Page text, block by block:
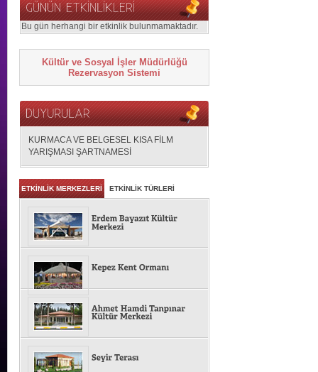
Bu gün herhangi bir etkinlik bulunmamaktadır.
Kültür ve Sosyal İşler Müdürlüğü
Rezervasyon Sistemi
KURMACA VE BELGESEL KISA FİLM
YARIŞMASI ŞARTNAMESİ
ETKİNLİK MERKEZLERİ ETKİNLİK TÜRLERİ